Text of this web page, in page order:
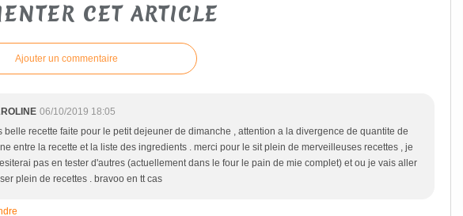
CET ARTICLE
Ajouter un commentaire
06/10/2019 18:05
belle recette faite pour le petit dejeuner de dimanche , attention a la divergence de quantite de
entre la recette et la liste des ingredients . merci pour le sit plein de merveilleuses recettes , je
pas en tester d'autres (actuellement dans le four le pain de mie complet) et ou je vais aller
plein de recettes . bravoo en tt cas